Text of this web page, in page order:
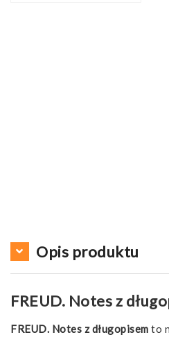
Opis produktu
FREUD. Notes z
FREUD. Notes z długopisem to